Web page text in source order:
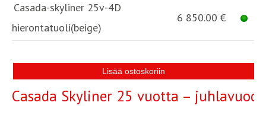
Casada-skyliner 25v-4D
hierontatuoli(beige)
6 850.00 €
Casada Skyliner 25 vuotta –